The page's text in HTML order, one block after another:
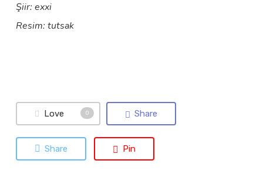
Şiir: exxi
Resim: tutsak
Love 0 Share
Share Pin